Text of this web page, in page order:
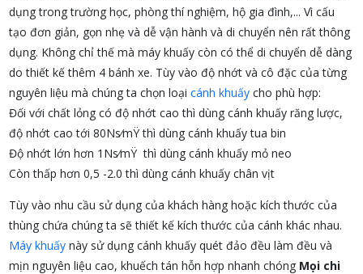
dụng trong trường học, phòng thí nghiệm, hộ gia đình,... Vì cấu
tạo đơn giản, gọn nhẹ và dễ vận hành và di chuyển nên rất thông
dụng. Không chỉ thế mà máy khuấy còn có thể di chuyển dễ dàng
do thiết kế thêm 4 bánh xe. Tùy vào độ nhớt và cô đặc của từng
nguyên liệu mà chúng ta chọn loại cánh khuấycho phù hợp:
Đối với chất lỏng có độ nhớt cao thì dùng cánh khuấy răng lược,
độ nhớt cao tới 80Ns⁄mŸ thì dùng cánh khuấy tua bin
Độ nhớt lớn hơn 1Ns⁄mŸ thì dùng cánh khuấy mỏ neo
Còn thấp hơn 0,5 -2.0 thì dùng cánh khuấy chân vịt
Tùy vào nhu cầu sử dụng của khách hàng hoặc kích thước của
thùng chứa chúng ta sẽ thiết kế kích thước của cánh khác nhau.
Máy khuấynày sử dụng cánh khuấy quét đảo đều làm đều và
mịn nguyên liệu cao, khuếch tán hỗn hợp nhanh chóng Mọi chi